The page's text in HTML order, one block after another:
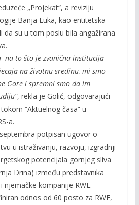
„Projekat“, a reviziju
Banja Luka, kao entitetska
da su u tom poslu bila angažirana
na to što je zvanična institucija
na životnu sredinu, mi smo
Gore i spremni smo da im
, rekla je Golić, odgovarajući
“Aktuelnog časa” u
a.
potpisan ugovor o
u istraživanju, razvoju, izgradnji
potencijala gornjeg sliva
Drina) između predstavnika
njemačke kompanije RWE.
odnos od 60 posto za RWE,